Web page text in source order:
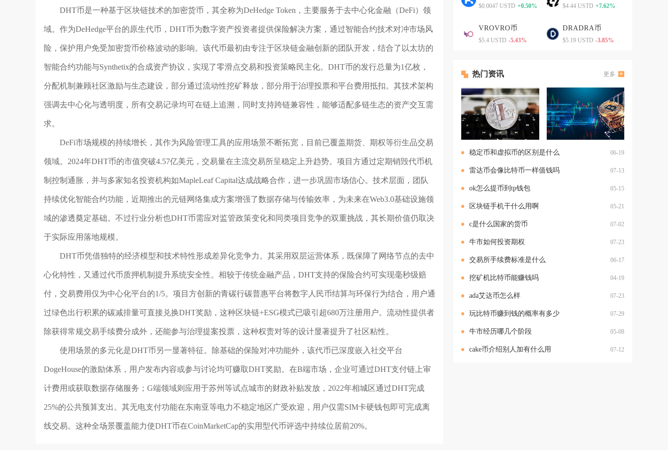
DHT币是一种基于区块链技术的加密货币，其全称为DeHedge Token，主要服务于去中心化金融（DeFi）领
域。作为DeHedge平台的原生代币，DHT币为数字资产投资者提供保险解决方案，通过智能合约技术对冲市场风
险，保护用户免受加密货币价格波动的影响。该代币最初由专注于区块链金融创新的团队开发，结合了以太坊的
智能合约功能与Synthetix的合成资产协议，实现了零滑点交易和投资策略民主化。DHT币的发行总量为1亿枚，
分配机制兼顾社区激励与生态建设，部分通过流动性挖矿释放，部分用于治理投票和平台费用抵扣。其技术架构
强调去中心化与透明度，所有交易记录均可在链上追溯，同时支持跨链兼容性，能够适配多链生态的资产交互需
求。
DeFi市场规模的持续增长，其作为风险管理工具的应用场景不断拓宽，目前已覆盖期货、期权等衍生品交易
领域。2024年DHT币的市值突破4.57亿美元，交易量在主流交易所呈稳定上升趋势。项目方通过定期销毁代币机
制控制通胀，并与多家知名投资机构如MapleLeaf Capital达成战略合作，进一步巩固市场信心。技术层面，团队
持续优化智能合约功能，近期推出的元链网络集成方案增强了数据存储与传输效率，为未来在Web3.0基础设施领
域的渗透奠定基础。不过行业分析也DHT币需应对监管政策变化和同类项目竞争的双重挑战，其长期价值仍取决
于实际应用落地规模。
DHT币凭借独特的经济模型和技术特性形成差异化竞争力。其采用双层运营体系，既保障了网络节点的去中
心化特性，又通过代币质押机制提升系统安全性。相较于传统金融产品，DHT支持的保险合约可实现毫秒级赔
付，交易费用仅为中心化平台的1/5。项目方创新的青碳行碳普惠平台将数字人民币结算与环保行为结合，用户通
过绿色出行积累的碳减排量可直接兑换DHT奖励，这种区块链+ESG模式已吸引超680万注册用户。流动性提供者
除获得常规交易手续费分成外，还能参与治理提案投票，这种权责对等的设计显著提升了社区粘性。
使用场景的多元化是DHT币另一显著特征。除基础的保险对冲功能外，该代币已深度嵌入社交平台
DogeHouse的激励体系，用户发布内容或参与讨论均可赚取DHT奖励。在B端市场，企业可通过DHT支付链上审
计费用或获取数据存储服务；G端领域则应用于苏州等试点城市的财政补贴发放，2022年相城区通过DHT完成
25%的公共预算支出。其无电支付功能在东南亚等电力不稳定地区广受欢迎，用户仅需SIM卡硬钱包即可完成离
线交易。这种全场景覆盖能力使DHT币在CoinMarketCap的实用型代币评选中持续位居前20%。
$0.0047 USTD +0.50% $4.44 USTD +7.62%
VROVRO币
$5.4 USTD -5.43%
DRADRA币
$5.19 USTD -3.85%
热门资讯 更多
稳定币和虚拟币的区别是什么 06-19
雷达币会像比特币一样值钱吗 07-13
ok怎么提币到tp钱包 05-15
区块链手机干什么用啊 05-21
c是什么国家的货币 07-02
牛市如何投资期权 07-23
交易所手续费标准是什么 06-17
挖矿机比特币能赚钱吗 04-19
ada艾达币怎么样 07-23
玩比特币赚到钱的概率有多少 07-29
牛市经历哪几个阶段 05-08
cake币介绍别人加有什么用 07-12